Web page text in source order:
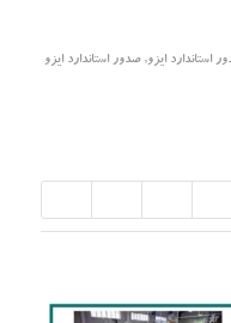
استاندارد ایزو,صدور استاندارد ایزو